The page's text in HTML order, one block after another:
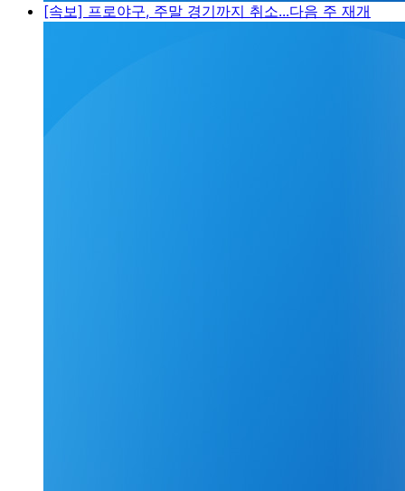
[속보] 프로야구, 주말 경기까지 취소...다음 주 재개